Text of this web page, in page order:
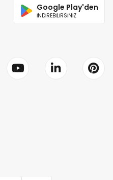
Google Play'den
İNDİREBİLİRSİNİZ